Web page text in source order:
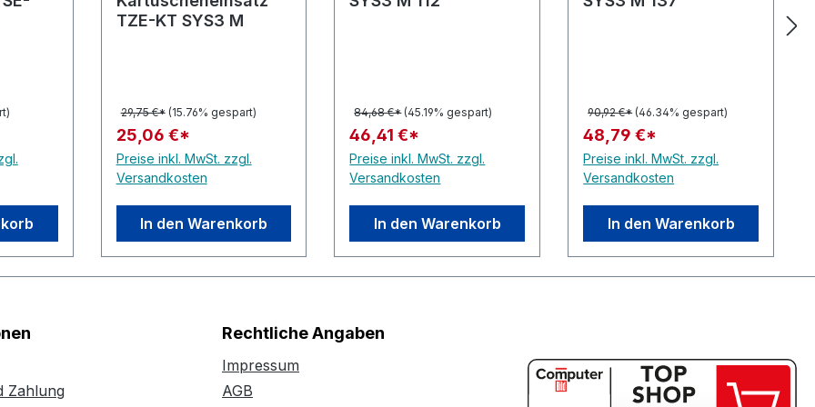
TZE-KT SYS3 M
29,75 €* (15.76% gespart)
25,06 €*
Preise inkl. MwSt. zzgl.
Versandkosten
In den Warenkorb
84,68 €* (45.19% gespart)
46,41 €*
Preise inkl. MwSt. zzgl.
Versandkosten
In den Warenkorb
90,92 €* (46.34% gespart)
48,79 €*
Preise inkl. MwSt. zzgl.
Versandkosten
In den Warenkorb
Zahlung
Rechtliche Angaben
Impressum
AGB